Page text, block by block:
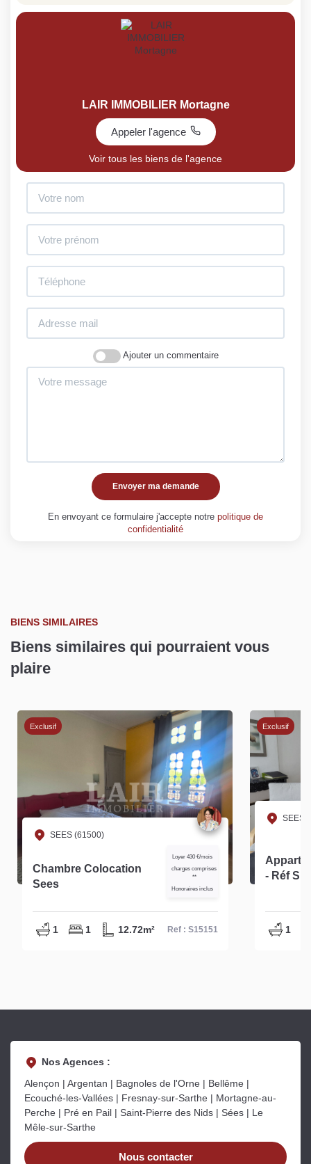
LAIR IMMOBILIER Mortagne
Appeler l'agence
Voir tous les biens de l'agence
Ajouter un commentaire
Envoyer ma demande
En envoyant ce formulaire j'accepte notre politique de
confidentialité
BIENS SIMILAIRES
Biens similaires qui pourraient vous
plaire
Exclusif
SEES (61500)
Chambre Colocation
Sees
Loyer 430 €/mois
charges comprises
**
Honoraires inclus
1 1 12.72m² Ref : S15151
Exclusif
SEES
- Réf
1
Nos Agences :
Alençon | Argentan | Bagnoles de l'Orne | Bellême |
Ecouché-les-Vallées | Fresnay-sur-Sarthe | Mortagne-au-
Perche | Pré en Pail | Saint-Pierre des Nids | Sées | Le
Mêle-sur-Sarthe
Nous contacter